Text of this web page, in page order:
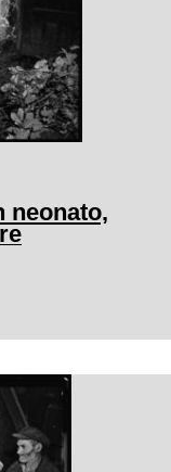
neonato,